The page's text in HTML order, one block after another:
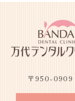
〒950-0909